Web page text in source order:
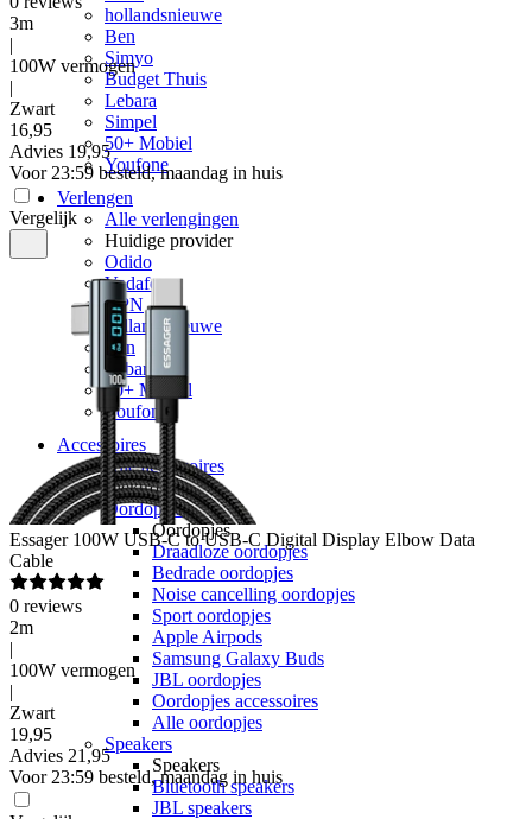
hollandsnieuwe
Ben
Simyo
Budget Thuis
Lebara
Simpel
50+ Mobiel
Youfone
Verlengen
Alle verlengingen
Huidige provider
Odido
Vodafone
KPN
hollandsnieuwe
Ben
Lebara
50+ Mobiel
Youfone
Accessoires
Alle accessoires
Elektronica
Oordopjes
Oordopjes
Draadloze oordopjes
Bedrade oordopjes
Noise cancelling oordopjes
Sport oordopjes
Apple Airpods
Samsung Galaxy Buds
JBL oordopjes
Oordopjes accessoires
Alle oordopjes
Speakers
Speakers
Bluetooth speakers
JBL speakers
3m
|
100W vermogen
|
Zwart
16,95
Advies 19,95
Voor 23:59 besteld, maandag in huis
Vergelijk
Essager 100W USB-C to USB-C Digital Display Elbow Data
Cable
0 reviews
2m
|
100W vermogen
|
Zwart
19,95
Advies 21,95
Voor 23:59 besteld, maandag in huis